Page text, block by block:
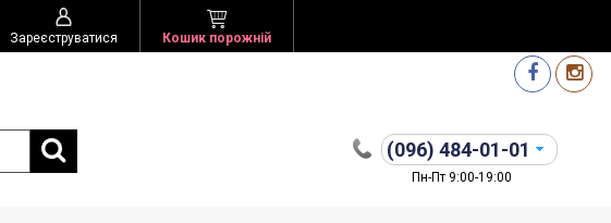
Зареєструватися Кошик порожній
(096) 484-01-01
Пн-Пт 9:00-19:00